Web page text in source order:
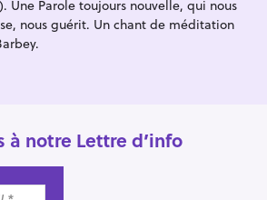
Une Parole toujours nouvelle, qui nous
nous guérit. Un chant de méditation
à notre Lettre d’info